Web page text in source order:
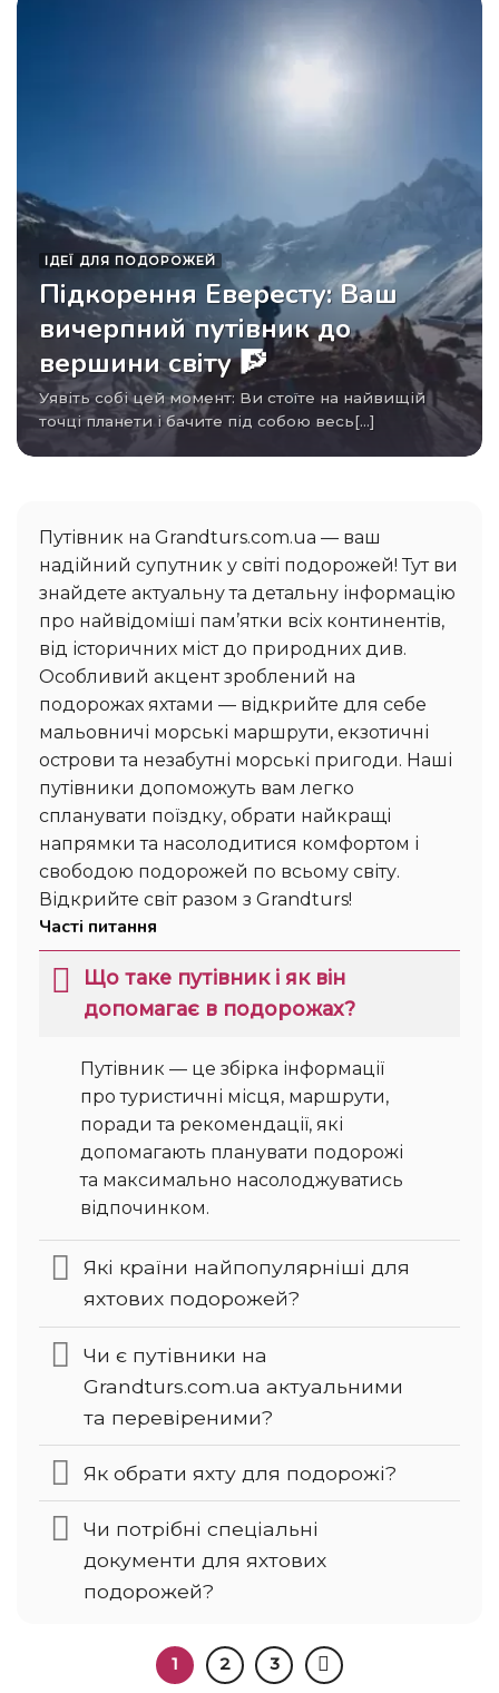
ІДЕЇ ​​ДЛЯ ПОДОРОЖЕЙ
Підкорення Евересту: Ваш
вичерпний путівник до
вершини світу 🧗
Уявіть собі цей момент: Ви стоїте на найвищій
точці планети і бачите під собою весь[...]
Путівник на Grandturs.com.ua — ваш
надійний супутник у світі подорожей! Тут ви
знайдете актуальну та детальну інформацію
про найвідоміші пам’ятки всіх континентів,
від історичних міст до природних див.
Особливий акцент зроблений на
подорожах яхтами — відкрийте для себе
мальовничі морські маршрути, екзотичні
острови та незабутні морські пригоди. Наші
путівники допоможуть вам легко
спланувати поїздку, обрати найкращі
напрямки та насолодитися комфортом і
свободою подорожей по всьому світу.
Відкрийте світ разом з Grandturs!
Часті питання
Що таке путівник і як він
допомагає в подорожах?
Путівник — це збірка інформації
про туристичні місця, маршрути,
поради та рекомендації, які
допомагають планувати подорожі
та максимально насолоджуватись
відпочинком.
Які країни найпопулярніші для
яхтових подорожей?
Чи є путівники на
Grandturs.com.ua актуальними
та перевіреними?
Як обрати яхту для подорожі?
Чи потрібні спеціальні
документи для яхтових
подорожей?
1 2 3